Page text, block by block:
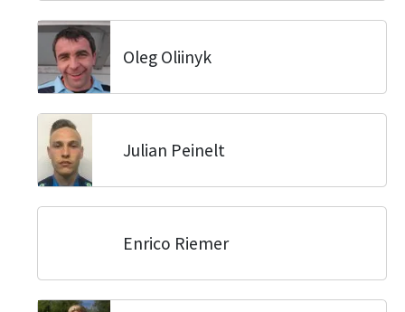
Oleg Oliinyk
Julian Peinelt
Enrico Riemer